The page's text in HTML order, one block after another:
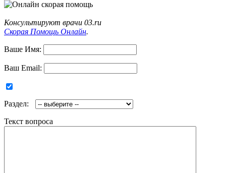
Консультируют врачи 03.ru
Скорая Помощь Онлайн.
Ваше Имя:
Ваш Email:
Раздел:
Текст вопроса